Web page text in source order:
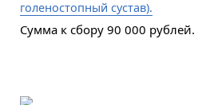
голеностопный сустав).
Сумма к сбору 90 000 рублей.